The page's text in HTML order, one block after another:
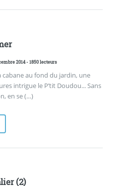
2014 - 1850 lecteurs
cabane au fond du jardin, une
intrigue le P’tit Doudou... Sans
en se (…)
(2)